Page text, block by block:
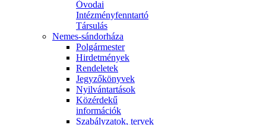
Óvodai
Intézményfenntartó
Társulás
Nemes-sándorháza
Polgármester
Hirdetmények
Rendeletek
Jegyzőkönyvek
Nyilvántartások
Közérdekű
információk
Szabályzatok, tervek